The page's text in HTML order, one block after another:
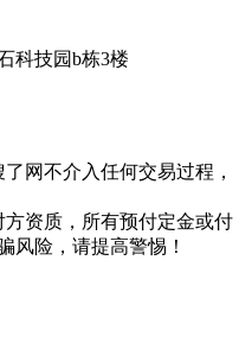
科技园b栋3楼
网不介入任何交易过程，
资质，所有预付定金或付
风险，请提高警惕！